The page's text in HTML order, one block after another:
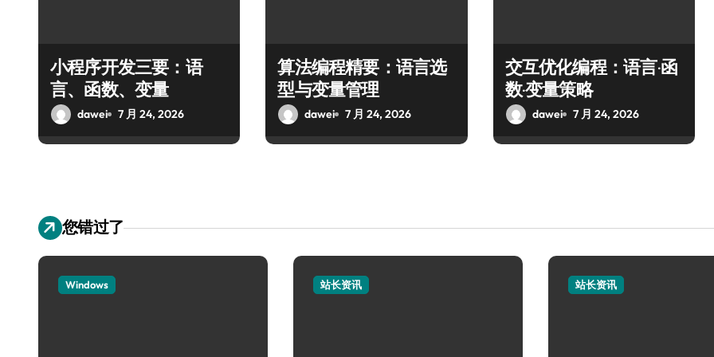
小程序开发三要：语
言、函数、变量
dawei 7 月 24, 2026
算法编程精要：语言选
型与变量管理
dawei 7 月 24, 2026
交互优化编程：语言·函
数·变量策略
dawei 7 月 24, 2026
您错过了
Windows 站长资讯 站长资讯